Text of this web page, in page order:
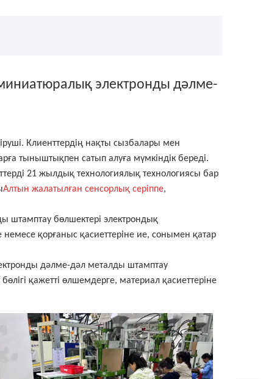
электронды дәлме-
Клиенттердің нақты сызбалары мен
тыныштықпен сатып алуға мүмкіндік береді.
21 жылдық технологиялық технологиясы бар
Алтын жалатылған сенсорлық серіппе,
штамптау бөлшектері электрондық
немесе қорғаныс қасиеттеріне ие, сонымен қатар
дәлме-дәл металды штамптау
қажетті өлшемдерге, материал қасиеттеріне